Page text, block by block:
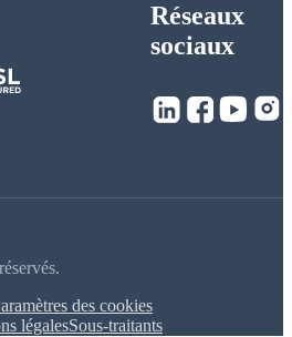
Réseaux
sociaux
des cookies
légalesSous-traitants